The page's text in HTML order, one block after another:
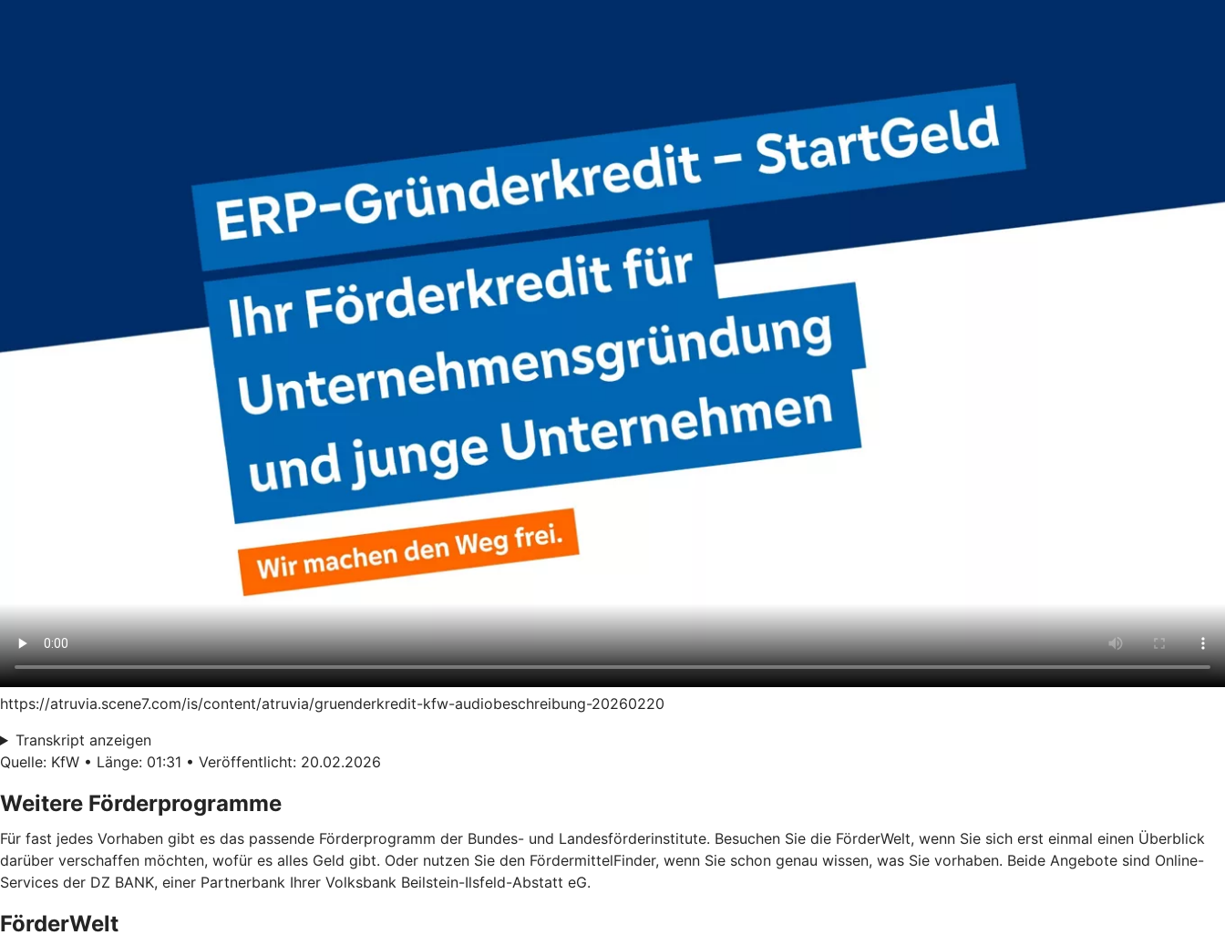
https://atruvia.scene7.com/is/content/atruvia/gruenderkredit-kfw-audiobeschreibung-20260220
Transkript anzeigen
Quelle: KfW • Länge: 01:31 • Veröffentlicht: 20.02.2026
Weitere Förderprogramme
Für fast jedes Vorhaben gibt es das passende Förderprogramm der Bundes- und Landesförderinstitute. Besuchen Sie die FörderWelt, wenn Sie sich erst einmal einen Überblick
darüber verschaffen möchten, wofür es alles Geld gibt. Oder nutzen Sie den FördermittelFinder, wenn Sie schon genau wissen, was Sie vorhaben. Beide Angebote sind Online-
Services der DZ BANK, einer Partnerbank Ihrer Volksbank Beilstein-Ilsfeld-Abstatt eG.
FörderWelt